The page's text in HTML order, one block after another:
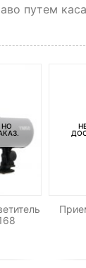
путем
НО